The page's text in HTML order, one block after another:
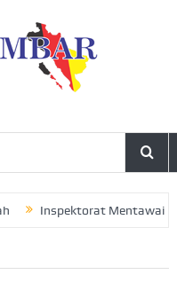
Inspektorat Mentawai